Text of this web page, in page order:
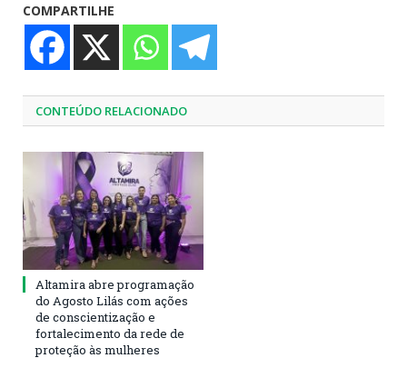
COMPARTILHE
CONTEÚDO RELACIONADO
Altamira abre programação
do Agosto Lilás com ações
de conscientização e
fortalecimento da rede de
proteção às mulheres